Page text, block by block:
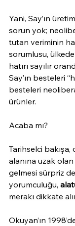
Yani, Say’ın
sorun yok;
tutan veriminin
sorumlusu,
hatırı sayılır
Say’ın besteleri
besteleri
ürünler.
Acaba mı?
Tarihselci
alanına uzak
gelmesi sürpriz
yorumculuğu,
merakı dikkate
Okuyan’ın